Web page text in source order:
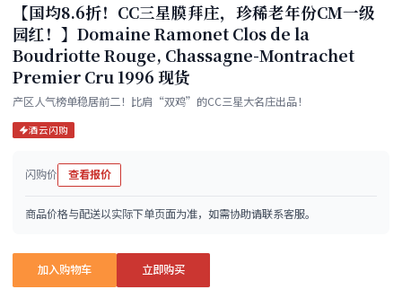
【国均8.6折！CC三星膜拜庄，珍稀老年份CM一级
园红！】Domaine Ramonet Clos de la
Boudriotte Rouge, Chassagne-Montrachet
Premier Cru 1996 现货
产区人气榜单稳居前二！比肩“双鸡”的CC三星大名庄出品！
酒云闪购
闪购价 查看报价
商品价格与配送以实际下单页面为准，如需协助请联系客服。
加入购物车 立即购买